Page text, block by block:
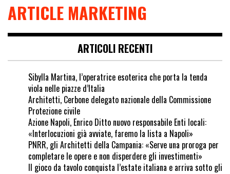
ARTICLE MARKETING
ARTICOLI RECENTI
Sibylla Martina, l’operatrice esoterica che porta la tenda
viola nelle piazze d’Italia
Architetti, Cerbone delegato nazionale della Commissione
Protezione civile
Azione Napoli, Enrico Ditto nuovo responsabile Enti locali:
«Interlocuzioni già avviate, faremo la lista a Napoli»
PNRR, gli Architetti della Campania: «Serve una proroga per
completare le opere e non disperdere gli investimenti»
Il gioco da tavolo conquista l’estate italiana e arriva sotto gli